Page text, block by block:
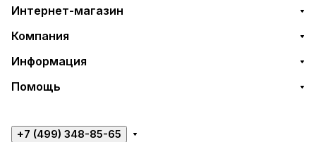
Интернет-магазин
Компания
Информация
Помощь
+7 (499) 348-85-65